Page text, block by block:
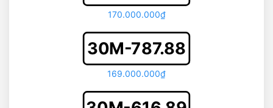
170.000.000₫
30M-787.88
169.000.000₫